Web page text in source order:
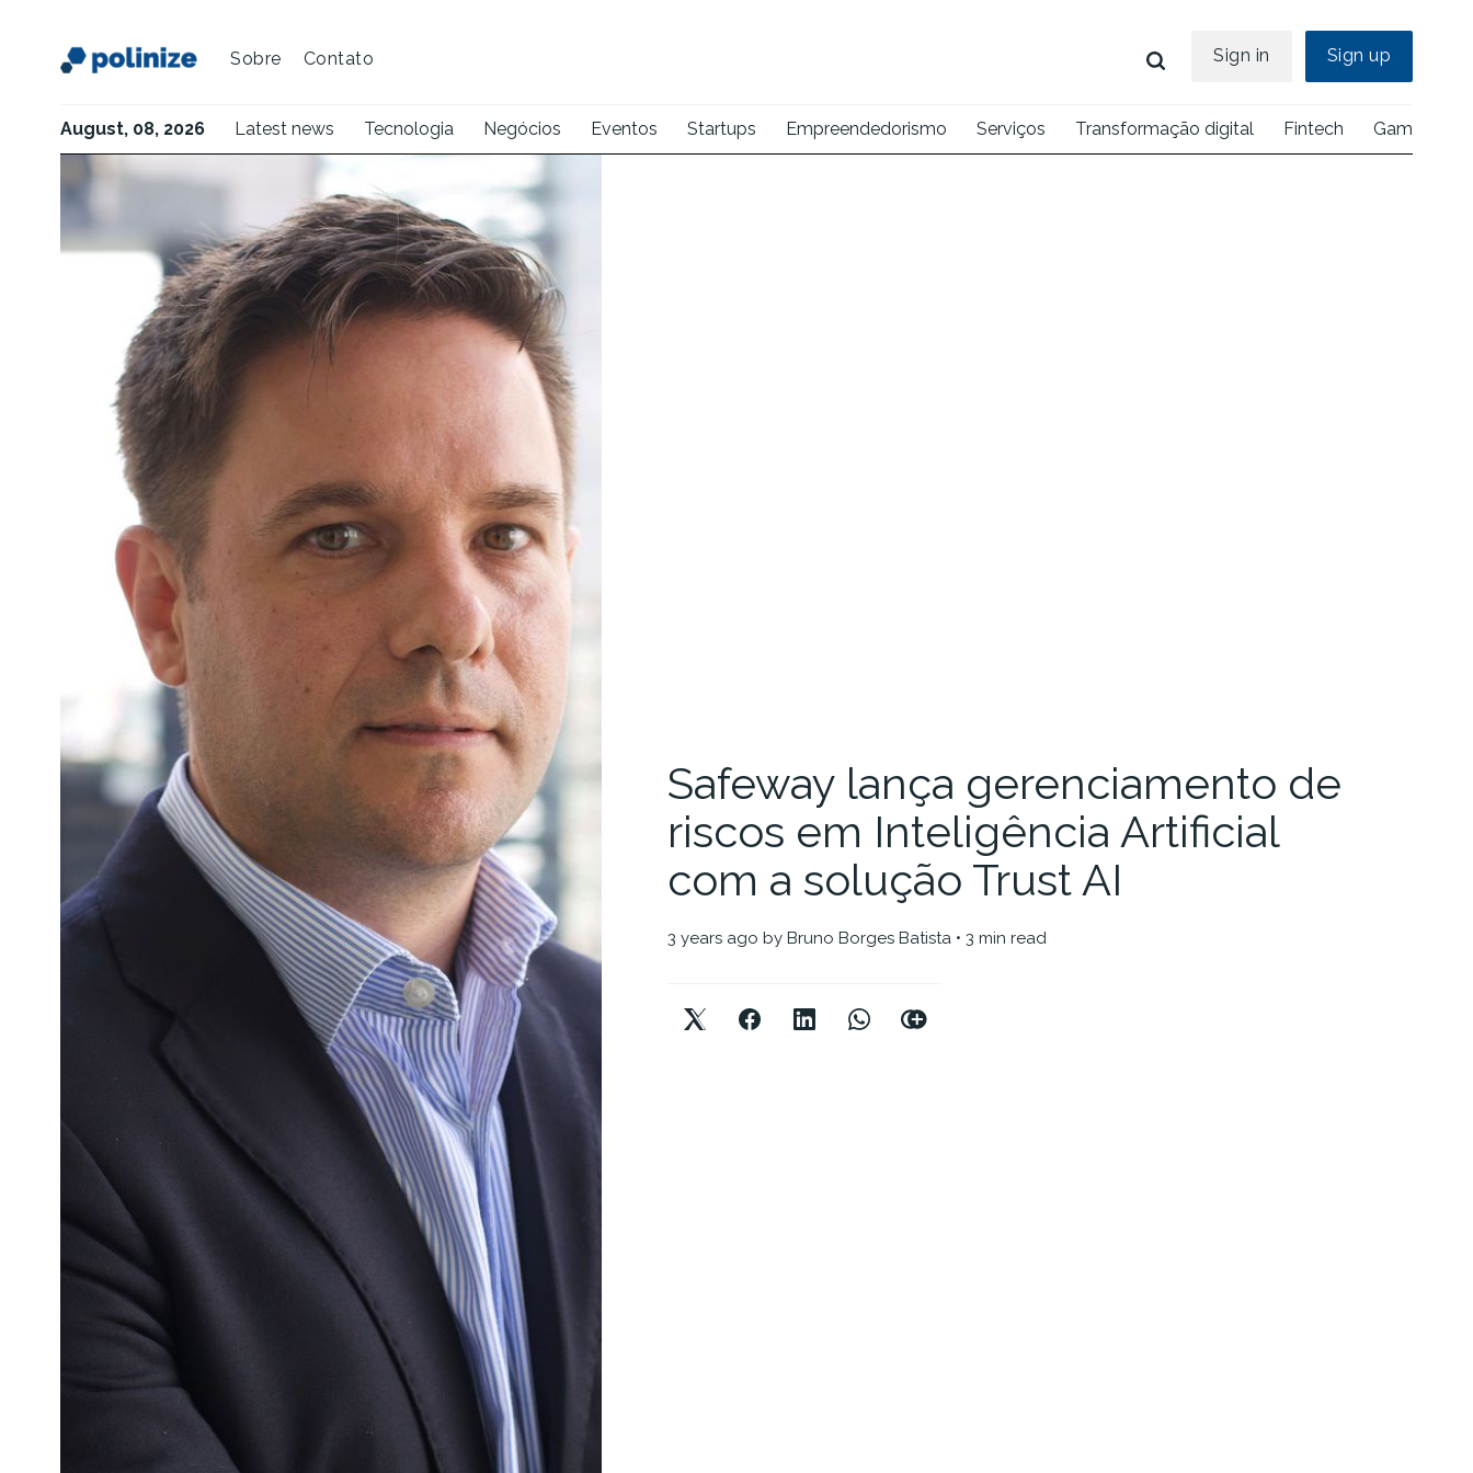
Sobre Contato Sign in Sign up
August, 08, 2026 Latest news Tecnologia Negócios Eventos Startups Empreendedorismo Serviços Transformação digital Fintech Games
Safeway lança gerenciamento de
riscos em Inteligência Artificial
com a solução Trust AI
3 years ago by Bruno Borges Batista• 3 min read